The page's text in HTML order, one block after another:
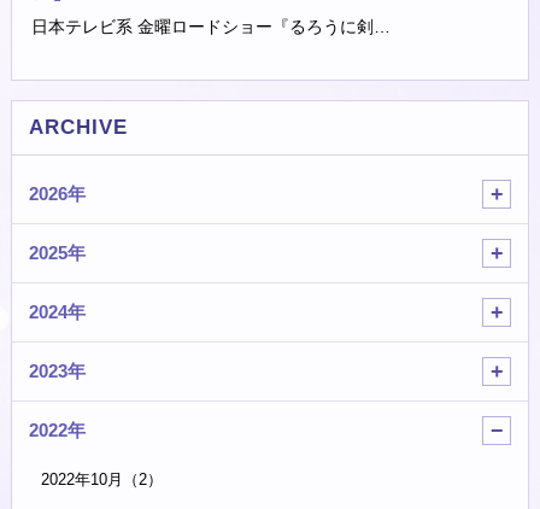
日本テレビ系 金曜ロードショー『るろうに剣…
ARCHIVE
2026年
2025年
2024年
2023年
2022年
2022年10月（2）